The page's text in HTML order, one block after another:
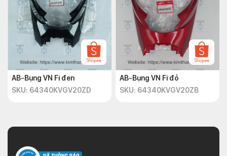
AB-Bụng VN Fi đen
SKU: 64340KVGV20ZD
AB-Bụng VN Fi đỏ
SKU: 64340KVGV20ZB